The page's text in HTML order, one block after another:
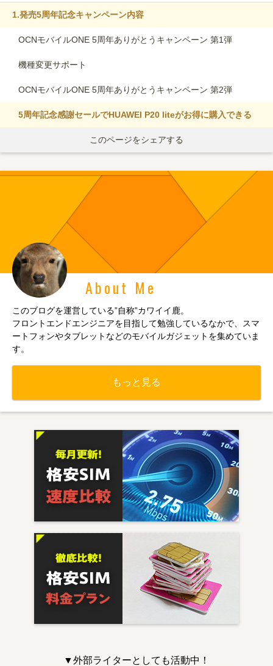
About Me
このブログを運営している”自称”カワイイ鹿。
フロントエンドエンジニアを目指して勉強しているなかで、スマ
ートフォンやタブレットなどのモバイルガジェットを集めていま
す。
もっと見る
▼外部ライターとしても活動中！
1.発売5周年記念キャンペーン内容
OCNモバイルONE 5周年ありがとうキャンペーン 第1弾
機種変更サポート
OCNモバイルONE 5周年ありがとうキャンペーン 第2弾
5周年記念感謝セールでHUAWEI P20 liteがお得に購入できる
このページをシェアする